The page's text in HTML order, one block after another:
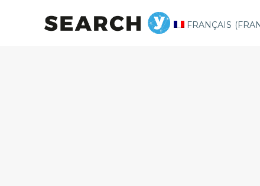
FRANÇAIS (